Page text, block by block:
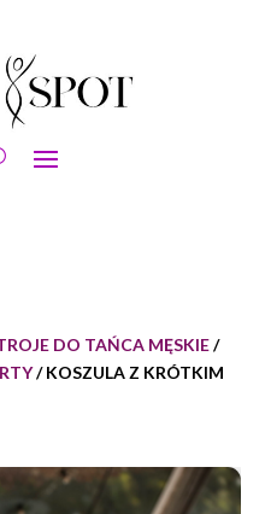
DO TAŃCA MĘSKIE/
/ KOSZULA Z KRÓTKIM